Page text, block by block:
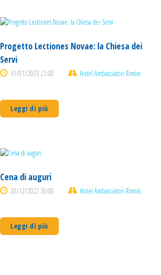
Progetto Lectiones Novae: la Chiesa dei
Servi
31/01/2023 21:00 Hotel Ambasciatori Rimini
Leggi di più
Cena di auguri
20/12/2022 20:00 Hotel Ambasciatori Rimini
Leggi di più